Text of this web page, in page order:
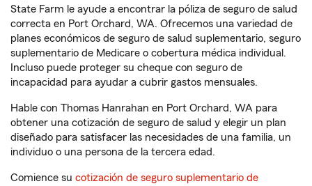
State Farm le ayude a encontrar la póliza de seguro de salud
correcta en Port Orchard, WA. Ofrecemos una variedad de
planes económicos de seguro de salud suplementario, seguro
suplementario de Medicare o cobertura médica individual.
Incluso puede proteger su cheque con seguro de
incapacidad para ayudar a cubrir gastos mensuales.
Hable con Thomas Hanrahan en Port Orchard, WA para
obtener una cotización de seguro de salud y elegir un plan
diseñado para satisfacer las necesidades de una familia, un
individuo o una persona de la tercera edad.
Comience su cotización de seguro suplementario de